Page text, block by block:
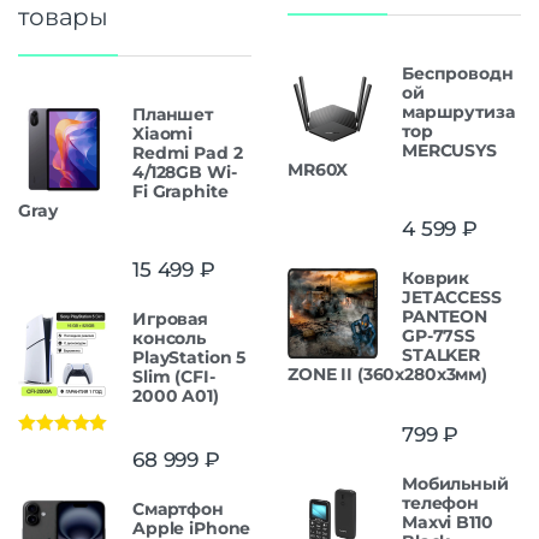
товары
Планшет
Xiaomi
Redmi Pad 2
4/128GB Wi-
Fi Graphite
Gray
15 499 ₽
Игровая
консоль
PlayStation 5
Slim (CFI-
2000 A01)
68 999 ₽
Смартфон
Apple iPhone
Беспроводн
ой
маршрутиза
тор
MERCUSYS
MR60X
4 599 ₽
Коврик
JETACCESS
PANTEON
GP-77SS
STALKER
ZONE II (360x280x3мм)
799₽
Мобильный
телефон
Maxvi B110